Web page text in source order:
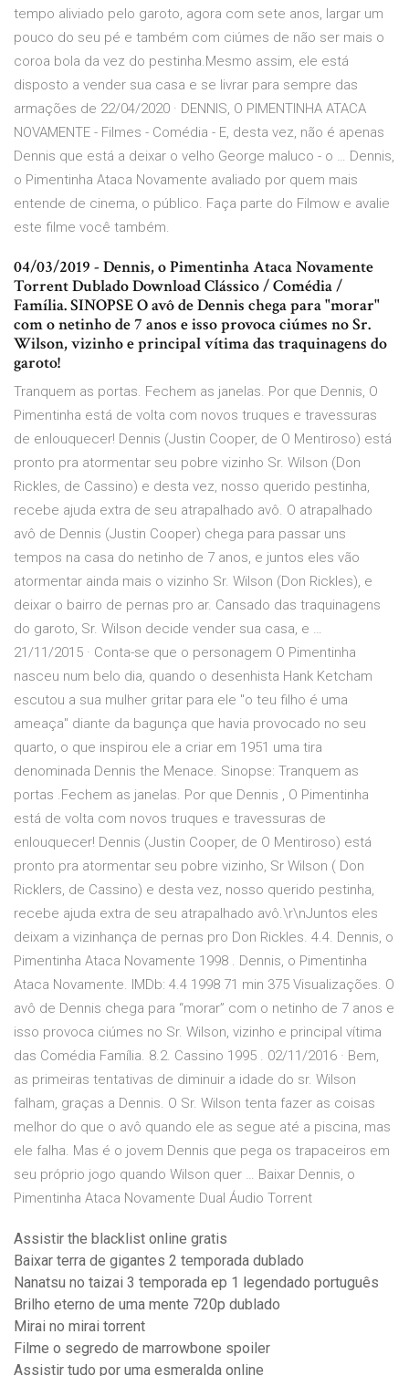
tempo aliviado pelo garoto, agora com sete anos, largar um
pouco do seu pé e também com ciúmes de não ser mais o
coroa bola da vez do pestinha.Mesmo assim, ele está
disposto a vender sua casa e se livrar para sempre das
armações de 22/04/2020 · DENNIS, O PIMENTINHA ATACA
NOVAMENTE - Filmes - Comédia - E, desta vez, não é apenas
Dennis que está a deixar o velho George maluco - o … Dennis,
o Pimentinha Ataca Novamente avaliado por quem mais
entende de cinema, o público. Faça parte do Filmow e avalie
este filme você também.
04/03/2019 - Dennis, o Pimentinha Ataca Novamente
Torrent Dublado Download Clássico / Comédia /
Família. SINOPSE O avô de Dennis chega para "morar"
com o netinho de 7 anos e isso provoca ciúmes no Sr.
Wilson, vizinho e principal vítima das traquinagens do
garoto!
Tranquem as portas. Fechem as janelas. Por que Dennis, O
Pimentinha está de volta com novos truques e travessuras
de enlouquecer! Dennis (Justin Cooper, de O Mentiroso) está
pronto pra atormentar seu pobre vizinho Sr. Wilson (Don
Rickles, de Cassino) e desta vez, nosso querido pestinha,
recebe ajuda extra de seu atrapalhado avô. O atrapalhado
avô de Dennis (Justin Cooper) chega para passar uns
tempos na casa do netinho de 7 anos, e juntos eles vão
atormentar ainda mais o vizinho Sr. Wilson (Don Rickles), e
deixar o bairro de pernas pro ar. Cansado das traquinagens
do garoto, Sr. Wilson decide vender sua casa, e …
21/11/2015 · Conta-se que o personagem O Pimentinha
nasceu num belo dia, quando o desenhista Hank Ketcham
escutou a sua mulher gritar para ele "o teu filho é uma
ameaça" diante da bagunça que havia provocado no seu
quarto, o que inspirou ele a criar em 1951 uma tira
denominada Dennis the Menace. Sinopse: Tranquem as
portas .Fechem as janelas. Por que Dennis , O Pimentinha
está de volta com novos truques e travessuras de
enlouquecer! Dennis (Justin Cooper, de O Mentiroso) está
pronto pra atormentar seu pobre vizinho, Sr Wilson ( Don
Ricklers, de Cassino) e desta vez, nosso querido pestinha,
recebe ajuda extra de seu atrapalhado avô.\r\nJuntos eles
deixam a vizinhança de pernas pro Don Rickles. 4.4. Dennis, o
Pimentinha Ataca Novamente 1998 . Dennis, o Pimentinha
Ataca Novamente. IMDb: 4.4 1998 71 min 375 Visualizações. O
avô de Dennis chega para “morar” com o netinho de 7 anos e
isso provoca ciúmes no Sr. Wilson, vizinho e principal vítima
das Comédia Família. 8.2. Cassino 1995 . 02/11/2016 · Bem,
as primeiras tentativas de diminuir a idade do sr. Wilson
falham, graças a Dennis. O Sr. Wilson tenta fazer as coisas
melhor do que o avô quando ele as segue até a piscina, mas
ele falha. Mas é o jovem Dennis que pega os trapaceiros em
seu próprio jogo quando Wilson quer … Baixar Dennis, o
Pimentinha Ataca Novamente Dual Áudio Torrent
Assistir the blacklist online gratis
Baixar terra de gigantes 2 temporada dublado
Nanatsu no taizai 3 temporada ep 1 legendado português
Brilho eterno de uma mente 720p dublado
Mirai no mirai torrent
Filme o segredo de marrowbone spoiler
Assistir tudo por uma esmeralda online